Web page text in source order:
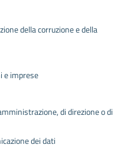
della corruzione e della
e imprese
di direzione o di
dei dati